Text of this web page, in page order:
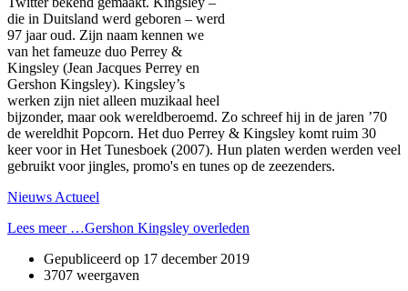
die in Duitsland werd geboren – werd
97 jaar oud. Zijn naam kennen we
van het fameuze duo Perrey &
Kingsley (Jean Jacques Perrey en
Gershon Kingsley). Kingsley’s
werken zijn niet alleen muzikaal heel
bijzonder, maar ook wereldberoemd. Zo schreef hij in de jaren ’70
de wereldhit Popcorn. Het duo Perrey & Kingsley komt ruim 30
keer voor in Het Tunesboek (2007). Hun platen werden werden veel
gebruikt voor jingles, promo's en tunes op de zeezenders.
Nieuws Actueel
Lees meer …Gershon Kingsley overleden
Gepubliceerd op 17 december 2019
3707 weergaven